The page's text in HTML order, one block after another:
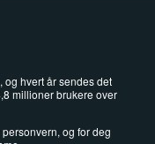
og hvert år sendes det
millioner brukere over
og for deg